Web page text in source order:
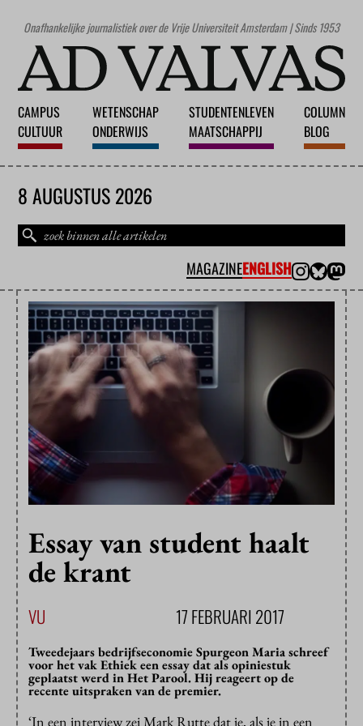
Onafhankelijke journalistiek over de Vrije Universiteit Amsterdam | Sinds 1953
CAMPUS
CULTUUR
WETENSCHAP
ONDERWIJS
STUDENTENLEVEN
MAATSCHAPPIJ
COLUMN
BLOG
8 AUGUSTUS 2026
MAGAZINEENGLISH
Essay van student haalt
de krant
VU 17 FEBRUARI 2017
Tweedejaars bedrijfseconomie Spurgeon Maria schreef
voor het vak Ethiek een essay dat als opiniestuk
geplaatst werd in Het Parool. Hij reageert op de
recente uitspraken van de premier.
‘In een interview zei Mark Rutte dat je, als je in een